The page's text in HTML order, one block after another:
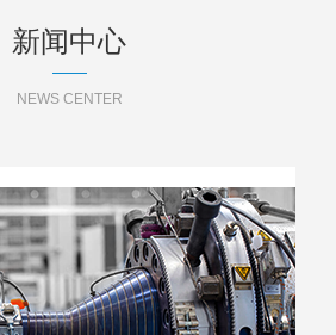
新闻中心
NEWS CENTER